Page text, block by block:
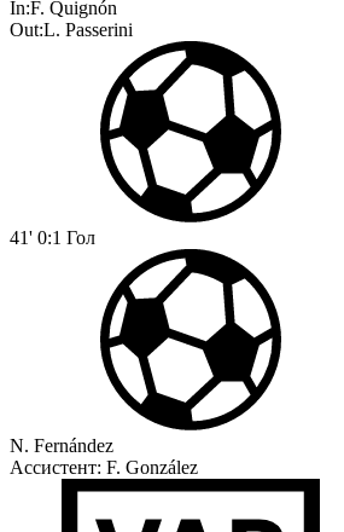
In:F. Quignón
Out:L. Passerini
41' 0:1 Гол
N. Fernández
Ассистент: F. González